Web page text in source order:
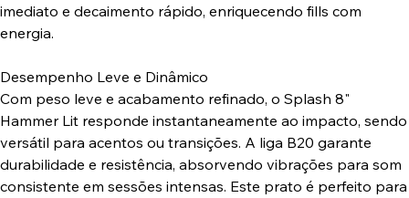
imediato e decaimento rápido, enriquecendo fills com
energia.
Desempenho Leve e Dinâmico
Com peso leve e acabamento refinado, o Splash 8"
Hammer Lit responde instantaneamente ao impacto, sendo
versátil para acentos ou transições. A liga B20 garante
durabilidade e resistência, absorvendo vibrações para som
consistente em sessões intensas. Este prato é perfeito para